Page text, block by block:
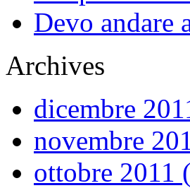
Devo
Archives
dicembre
novembre
ottobre 2011